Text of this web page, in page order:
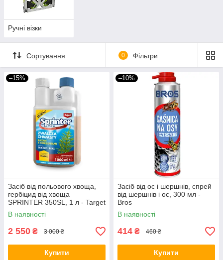
Ручні візки
Сортування 0 Фільтри
–15%
Засіб від польового хвоща,
гербіцид від хвоща
SPRINTER 350SL, 1 л - Target
В наявності
2 550 ₴ 3 000 ₴
Купити
–10%
Засіб від ос і шершнів, спрей
від шершнів і ос, 300 мл -
Bros
В наявності
414 ₴ 460 ₴
Купити